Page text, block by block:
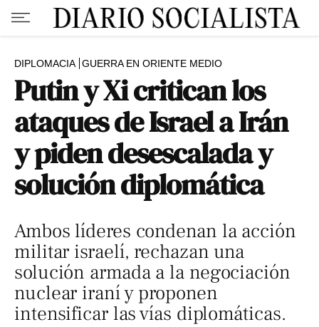
DIPLOMACIA GUERRA EN ORIENTE MEDIO
Putin y Xi critican los
ataques de Israel a Irán
y piden desescalada y
solución diplomática
Ambos líderes condenan la acción
militar israelí, rechazan una
solución armada a la negociación
nuclear iraní y proponen
intensificar las vías diplomáticas.